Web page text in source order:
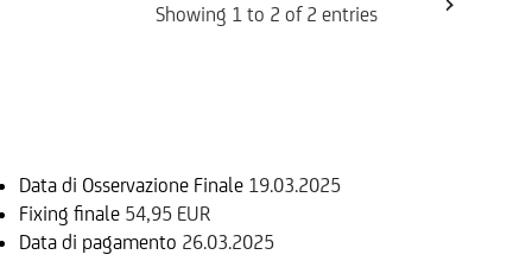
Showing 1 to 2 of 2 entries
Data di Osservazione Finale 19.03.2025
Fixing finale 54,95 EUR
Data di pagamento 26.03.2025